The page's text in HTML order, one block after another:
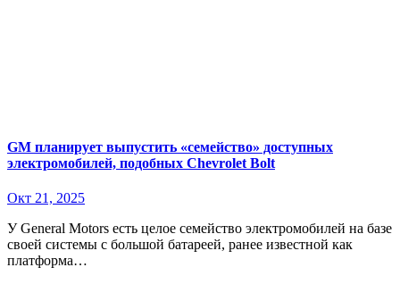
GM планирует выпустить «семейство» доступных
электромобилей, подобных Chevrolet Bolt
Окт 21, 2025
У General Motors есть целое семейство электромобилей на базе
своей системы с большой батареей, ранее известной как
платформа…